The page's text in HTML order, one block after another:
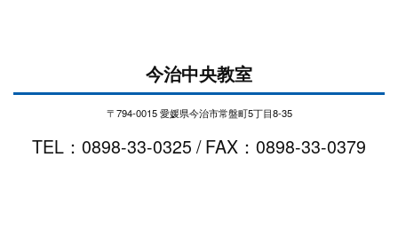
今治中央教室
〒794-0015 愛媛県今治市常盤町5丁目8-35
TEL：0898-33-0325 / FAX：0898-33-0379